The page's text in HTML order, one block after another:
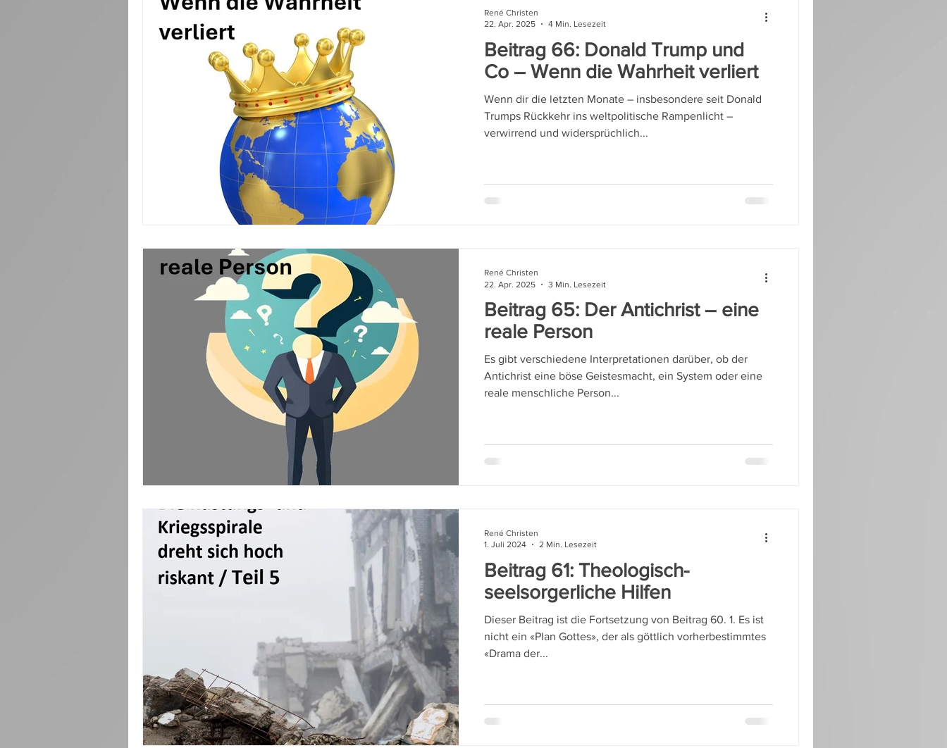
Beitrag 66: Donald Trump und
Co – Wenn die Wahrheit verliert
Wenn dir die letzten Monate – insbesondere seit Donald
Trumps Rückkehr ins weltpolitische Rampenlicht –
verwirrend und widersprüchlich...
René Christen
22. Apr. 2025
4 Min. Lesezeit
Beitrag 65: Der Antichrist – eine
reale Person
Es gibt verschiedene Interpretationen darüber, ob der
Antichrist eine böse Geistesmacht, ein System oder eine
reale menschliche Person...
René Christen
22. Apr. 2025
3 Min. Lesezeit
Beitrag 61: Theologisch-
seelsorgerliche Hilfen
Dieser Beitrag ist die Fortsetzung von Beitrag 60. 1. Es ist
nicht ein «Plan Gottes», der als göttlich vorherbestimmtes
«Drama der...
René Christen
1. Juli 2024
2 Min. Lesezeit